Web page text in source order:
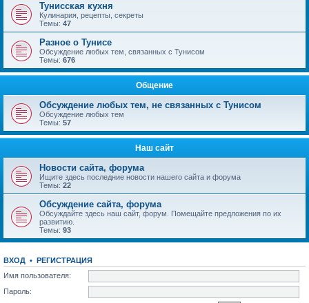
Тунисская кухня
Кулинария, рецепты, секреты
Темы: 47
Разное о Тунисе
Обсуждение любых тем, связанных с Тунисом
Темы: 676
Общение
Обсуждение любых тем, не связанных с Тунисом
Обсуждение любых тем
Темы: 57
Наш сайт
Новости сайта, форума
Ищите здесь последние новости нашего сайта и форума
Темы: 22
Обсуждение сайта, форума
Обсуждайте здесь наш сайт, форум. Помещайте предложения по их
развитию.
Темы: 93
ВХОД • РЕГИСТРАЦИЯ
Имя пользователя:
Пароль: